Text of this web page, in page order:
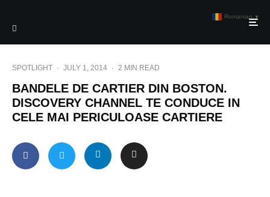
SPOTLIGHT · JULY 1, 2014 · 2 MIN READ
BANDELE DE CARTIER DIN BOSTON.
DISCOVERY CHANNEL TE CONDUCE IN
CELE MAI PERICULOASE CARTIERE
Romanian ▼